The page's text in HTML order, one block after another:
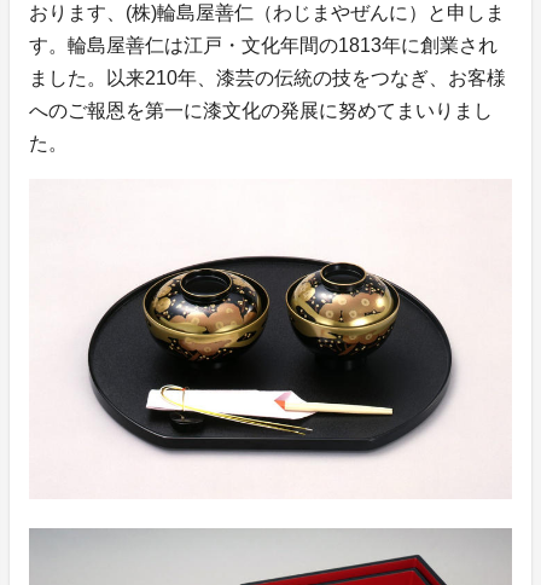
おります、(株)輪島屋善仁（わじまやぜんに）と申しま
す。輪島屋善仁は江戸・文化年間の1813年に創業され
ました。以来210年、漆芸の伝統の技をつなぎ、お客様
へのご報恩を第一に漆文化の発展に努めてまいりまし
た。